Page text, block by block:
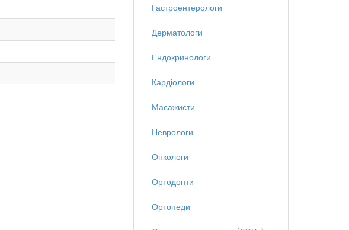
Гастроентерологи
Дерматологи
Ендокринологи
Кардіологи
Масажисти
Неврологи
Онкологи
Ортодонти
Ортопеди